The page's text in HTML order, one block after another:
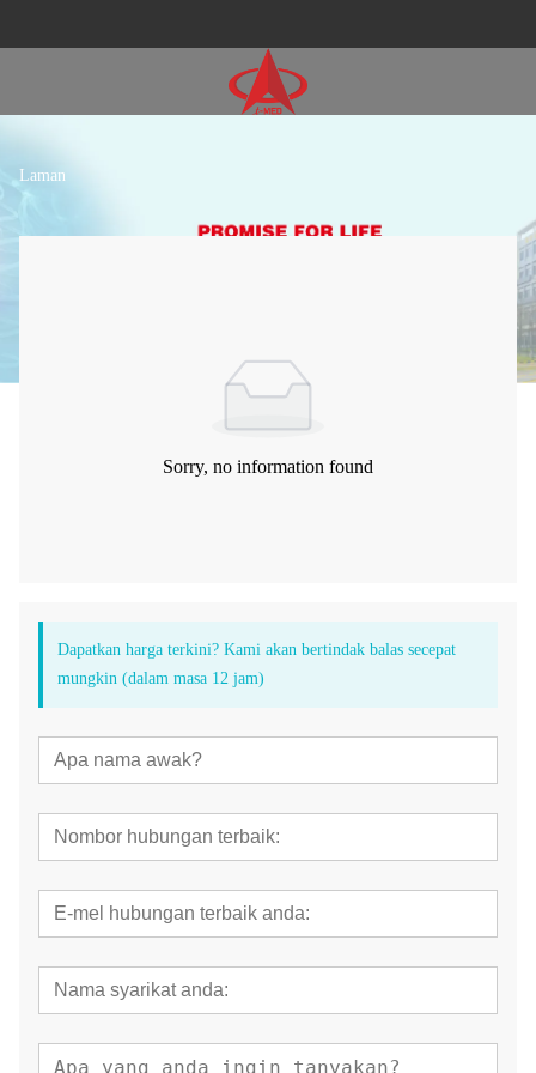
Laman
Sorry, no information found
Dapatkan harga terkini? Kami akan bertindak balas secepat
mungkin (dalam masa 12 jam)